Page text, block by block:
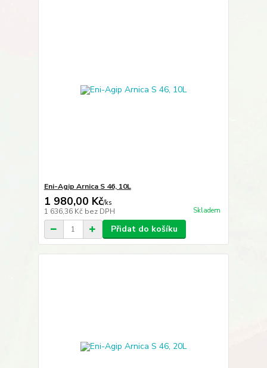
Eni-Agip Arnica S 46, 10L
1 980,00 Kč/ks
1 636,36 Kč bez DPH Skladem
Přidat do košíku